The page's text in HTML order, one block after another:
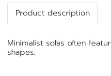
Product description
Minimalist sofas often
shapes.